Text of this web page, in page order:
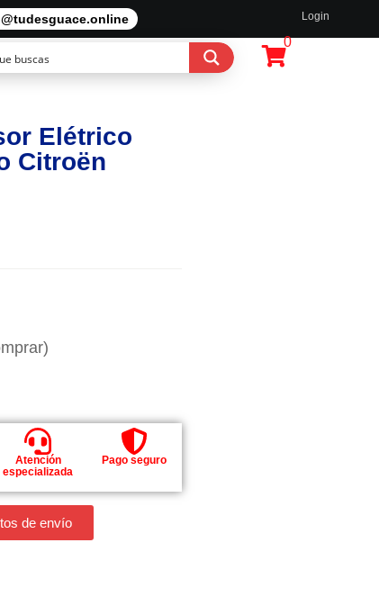
Login
0
Elétrico
Citroën
Atención
especializada
Pago seguro
de envío